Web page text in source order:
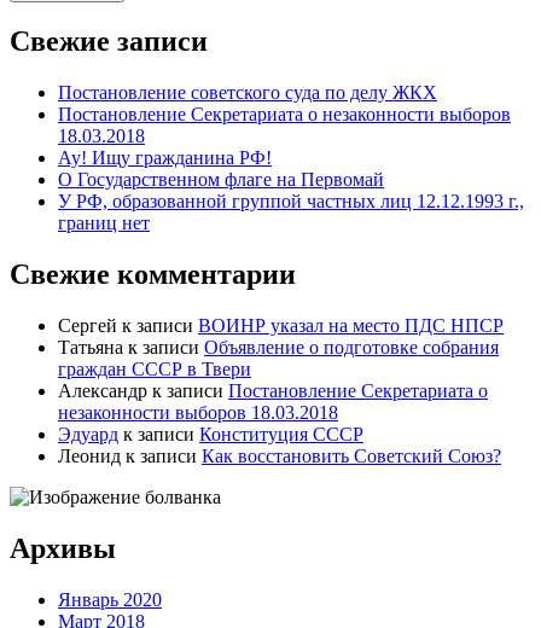
Свежие записи
Постановление советского суда по делу ЖКХ
Постановление Секретариата о незаконности выборов
18.03.2018
Ау! Ищу гражданина РФ!
О Государственном флаге на Первомай
У РФ, образованной группой частных лиц 12.12.1993 г.,
границ нет
Свежие комментарии
Сергей к записи ВОИНР указал на место ПДС НПСР
Татьяна к записи Объявление о подготовке собрания
граждан СССР в Твери
Александр к записи Постановление Секретариата о
незаконности выборов 18.03.2018
Эдуард к записи Конституция СССР
Леонид к записи Как восстановить Советский Союз?
Архивы
Январь 2020
Март 2018